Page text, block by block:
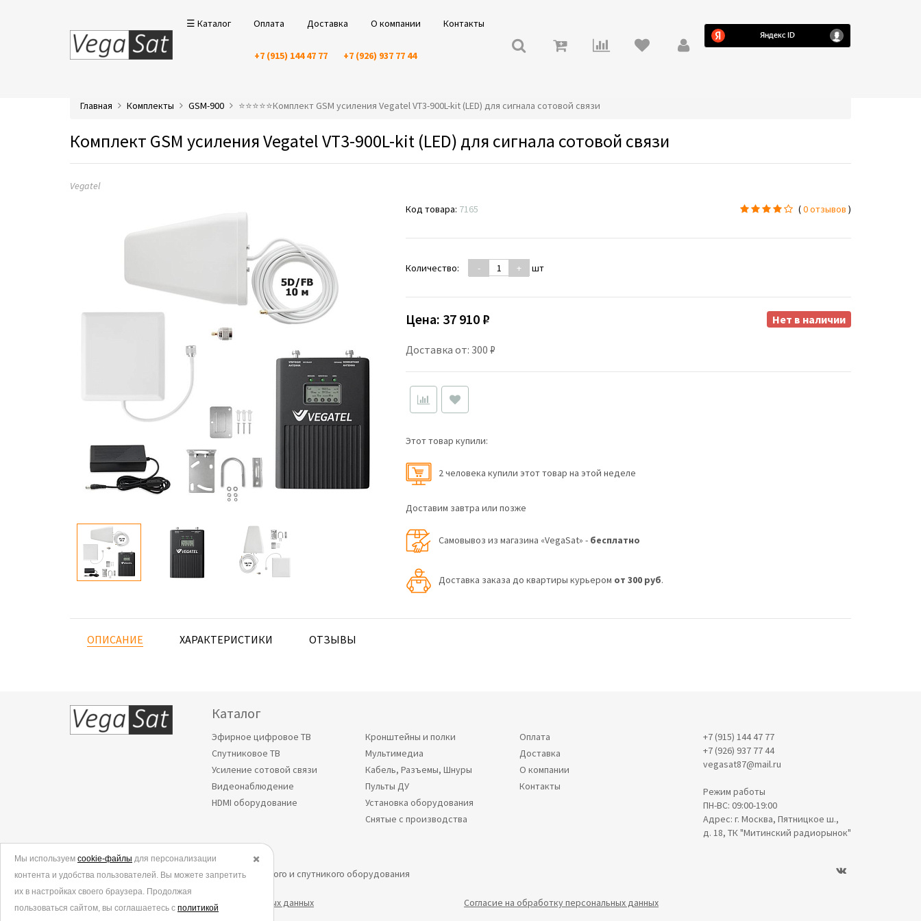
☰ Каталог Оплата Доставка О компании Контакты
+7 (915) 144 47 77 +7 (926) 937 77 44
Главная Комплекты GSM-900 ⭐️⭐️⭐️⭐️⭐️Комплект GSM усиления Vegatel VT3-900L-kit (LED) для сигнала сотовой связи
Комплект GSM усиления Vegatel VT3-900L-kit (LED) для сигнала сотовой связи
Vegatel
Код товара: 7165 (0 отзывов )
Количество: - + шт
Цена: 37 910 ₽
Доставка от: 300 ₽
Нет в наличии
Этот товар купили:
2 человекa купили этот товар на этой неделе
Доставим завтра или позже
Самовывоз из магазина «VegaSat» - бесплатно
Доставка заказа до квартиры курьером от 300 руб.
ОПИСАНИЕ ХАРАКТЕРИСТИКИ ОТЗЫВЫ
Каталог
Эфирное цифровое ТВ
Спутниковое ТВ
Усиление сотовой связи
Видеонаблюдение
HDMI оборудование
Кронштейны и полки
Мультимедиа
Кабель, Разъемы, Шнуры
Пульты ДУ
Установка оборудования
Снятые с производства
Оплата
Доставка
О компании
Контакты
+7 (915) 144 47 77
+7 (926) 937 77 44
vegasat87@mail.ru
Режим работы
ПН-ВС: 09:00-19:00
Адрес: г. Москва, Пятницкое ш.,
д. 18, ТК "Митинский радиорынок"
© 2006-2026.
Все права защищены. Интернет-магазин эфирного и спутникого оборудования
Политика в отношении обработки персональных данных
Согласие на обработку персональных данных
✖️
Мы используем cookie-файлы для персонализации
контента и удобства пользователей. Вы можете запретить
их в настройках своего браузера. Продолжая
пользоваться сайтом, вы соглашаетесь с политикой